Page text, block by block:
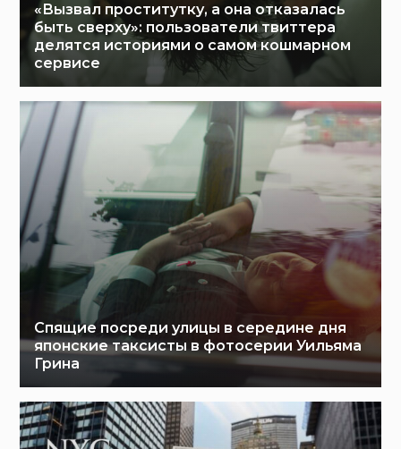
«Вызвал проститутку, а она отказалась
быть сверху»: пользователи твиттера
делятся историями о самом кошмарном
сервисе
Спящие посреди улицы в середине дня
японские таксисты в фотосерии Уильяма
Грина